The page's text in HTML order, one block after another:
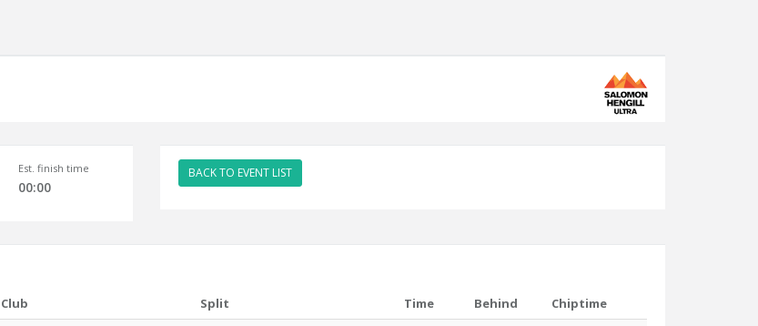
Est. finish time
00:00
BACK TO EVENT LIST
Club Split Time Behind
Chiptime